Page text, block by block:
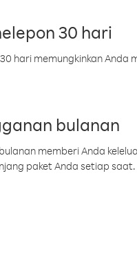
30 hari
hari memungkinkan
bulanan
memberi Anda
paket Anda setiap